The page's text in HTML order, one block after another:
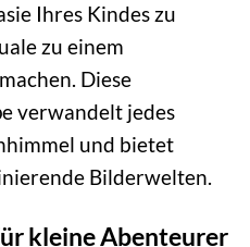
Ihres Kindes zu
zu einem
Diese
verwandelt jedes
und bietet
Bilderwelten.
kleine Abenteurer